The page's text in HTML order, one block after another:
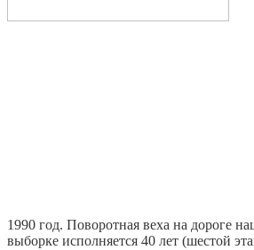
1990 год. Поворотная веха на дороге
выборке исполняется 40 лет (шестой